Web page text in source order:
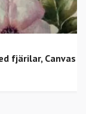
fjärilar, Canvas